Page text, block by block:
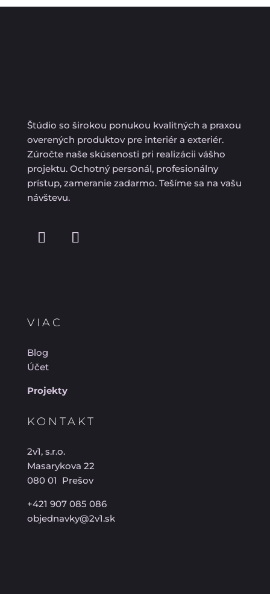
Štúdio so širokou ponukou kvalitných a praxou
overených produktov pre interiér a exteriér.
Zúročte naše skúsenosti pri realizácii vášho
projektu. Ochotný personál, profesionálny
prístup, zameranie zadarmo. Tešíme sa na vašu
návštevu.
VIAC
Blog
Účet
Projekty
KONTAKT
2v1, s.r.o.
Masarykova 22
080 01 Prešov
+421 907 085 086
objednavky@2v1.sk